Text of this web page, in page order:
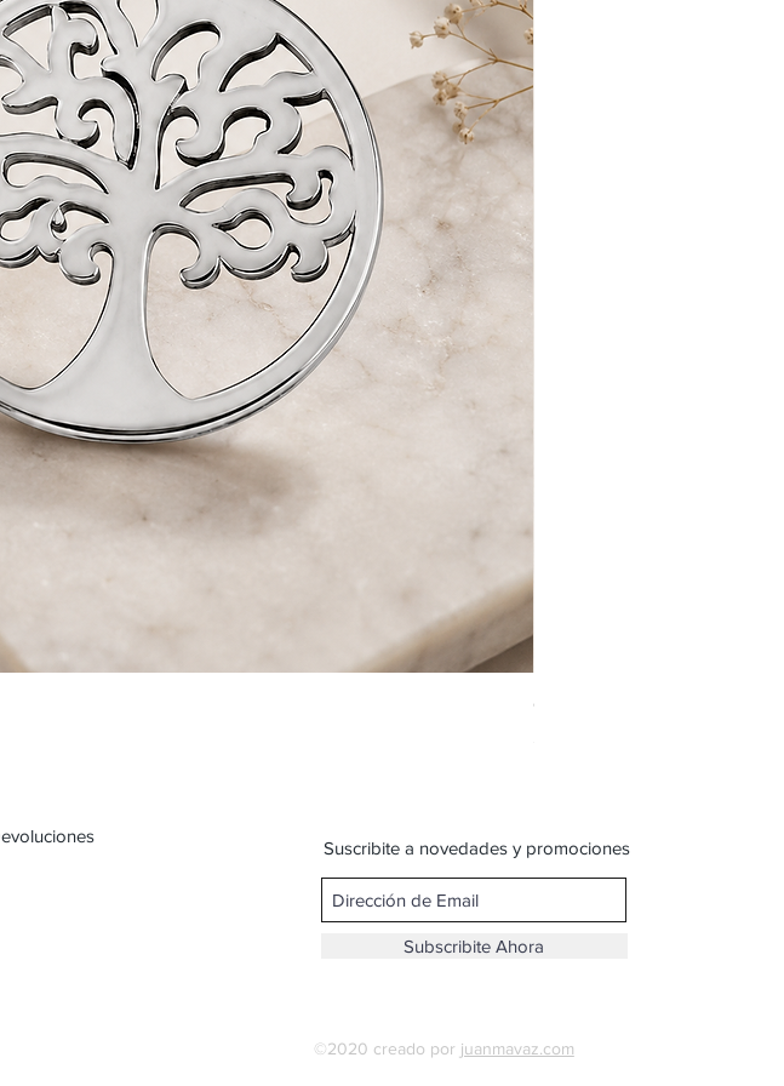
Cadena de acero con dije de
Suscribite a novedades y promociones
Subscribite Ahora
©2020 creado por juanmavaz.com